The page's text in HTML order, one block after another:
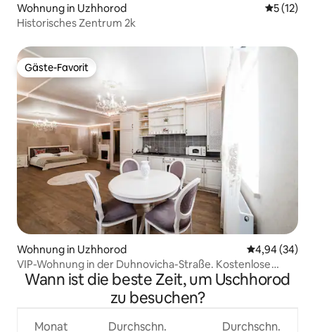
Wohnung in Uzhhorod
5 (12)
Historisches Zentrum 2k
Gäste-Favorit
Gäste-Favorit
Wohnung in Uzhhorod
4,94 (34)
VIP-Wohnung in der Duhnovicha-Straße. Kostenlose
Parkplätze
Wann ist die beste Zeit, um Uschhorod
zu besuchen?
Monat
Durchschn.
Durchschn.